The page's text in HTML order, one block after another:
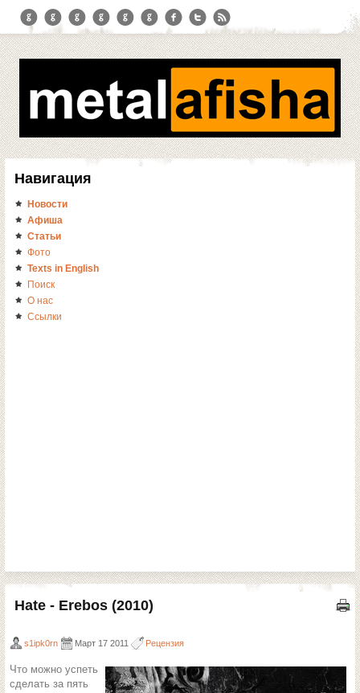
Навигация
Новости
Афиша
Статьи
Фото
Texts in English
Поиск
О нас
Ссылки
Hate - Erebos (2010)
s1ipk0rn Март 17 2011 Рецензия
Что можно успеть
сделать за пять